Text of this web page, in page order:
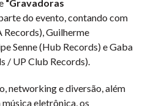
“Gravadoras
do evento, contando com
Guilherme
Senne (Hub Records) e Gaba
/ UP Club Records).
networking e diversão, além
eletrônica, os